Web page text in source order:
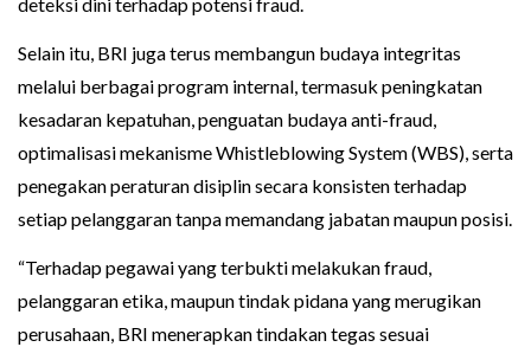
Selain itu, BRI juga terus membangun budaya integritas
melalui berbagai program internal, termasuk peningkatan
kesadaran kepatuhan, penguatan budaya anti-fraud,
optimalisasi mekanisme Whistleblowing System (WBS), serta
penegakan peraturan disiplin secara konsisten terhadap
setiap pelanggaran tanpa memandang jabatan maupun posisi.
“Terhadap pegawai yang terbukti melakukan fraud,
pelanggaran etika, maupun tindak pidana yang merugikan
perusahaan, BRI menerapkan tindakan tegas sesuai